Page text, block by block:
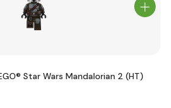
Star Wars Mandalorian 2 (HT)